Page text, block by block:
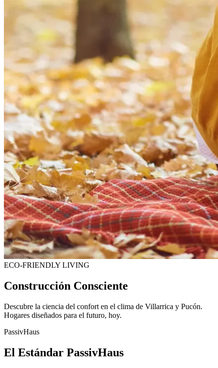
ECO-FRIENDLY LIVING
Construcción Consciente
Descubre la ciencia del confort en el clima de Villarrica y Pucón.
Hogares diseñados para el futuro, hoy.
PassivHaus
El Estándar PassivHaus